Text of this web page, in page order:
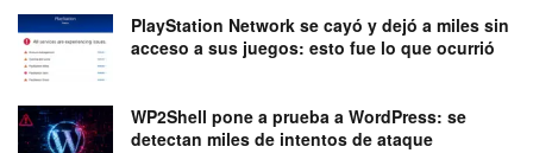
PlayStation Network se cayó y dejó a miles sin
acceso a sus juegos: esto fue lo que ocurrió
WP2Shell pone a prueba a WordPress: se
detectan miles de intentos de ataque